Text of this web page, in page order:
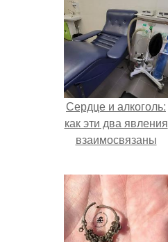
Сердце и алкоголь:
как эти два явления
взаимосвязаны